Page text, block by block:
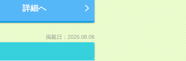
詳細へ
掲載日：2026.08.06